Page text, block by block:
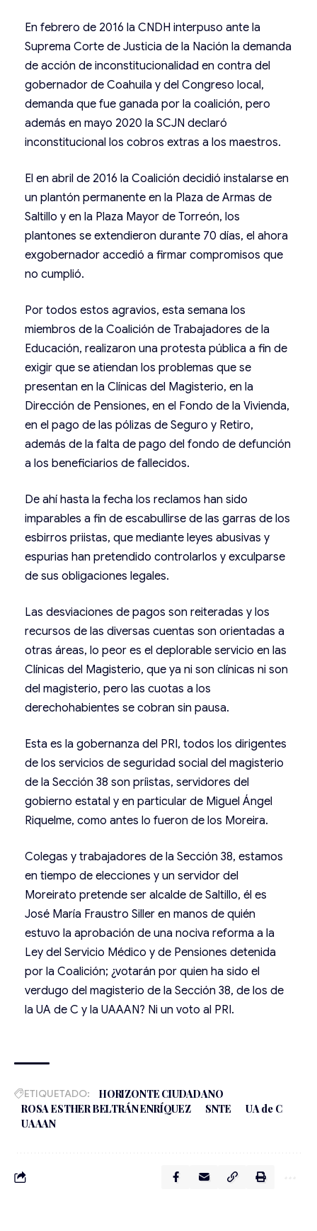
En febrero de 2016 la CNDH interpuso ante la
Suprema Corte de Justicia de la Nación la demanda
de acción de inconstitucionalidad en contra del
gobernador de Coahuila y del Congreso local,
demanda que fue ganada por la coalición, pero
además en mayo 2020 la SCJN declaró
inconstitucional los cobros extras a los maestros.
El en abril de 2016 la Coalición decidió instalarse en
un plantón permanente en la Plaza de Armas de
Saltillo y en la Plaza Mayor de Torreón, los
plantones se extendieron durante 70 días, el ahora
exgobernador accedió a firmar compromisos que
no cumplió.
Por todos estos agravios, esta semana los
miembros de la Coalición de Trabajadores de la
Educación, realizaron una protesta pública a fin de
exigir que se atiendan los problemas que se
presentan en la Clínicas del Magisterio, en la
Dirección de Pensiones, en el Fondo de la Vivienda,
en el pago de las pólizas de Seguro y Retiro,
además de la falta de pago del fondo de defunción
a los beneficiarios de fallecidos.
De ahí hasta la fecha los reclamos han sido
imparables a fin de escabullirse de las garras de los
esbirros priistas, que mediante leyes abusivas y
espurias han pretendido controlarlos y exculparse
de sus obligaciones legales.
Las desviaciones de pagos son reiteradas y los
recursos de las diversas cuentas son orientadas a
otras áreas, lo peor es el deplorable servicio en las
Clínicas del Magisterio, que ya ni son clínicas ni son
del magisterio, pero las cuotas a los
derechohabientes se cobran sin pausa.
Esta es la gobernanza del PRI, todos los dirigentes
de los servicios de seguridad social del magisterio
de la Sección 38 son príistas, servidores del
gobierno estatal y en particular de Miguel Ángel
Riquelme, como antes lo fueron de los Moreira.
Colegas y trabajadores de la Sección 38, estamos
en tiempo de elecciones y un servidor del
Moreirato pretende ser alcalde de Saltillo, él es
José María Fraustro Siller en manos de quién
estuvo la aprobación de una nociva reforma a la
Ley del Servicio Médico y de Pensiones detenida
por la Coalición; ¿votarán por quien ha sido el
verdugo del magisterio de la Sección 38, de los de
la UA de C y la UAAAN? Ni un voto al PRI.
ETIQUETADO:
HORIZONTE CIUDADANO
ROSA ESTHER BELTRÁN ENRÍQUEZ
SNTE
UA de C
UAAAN